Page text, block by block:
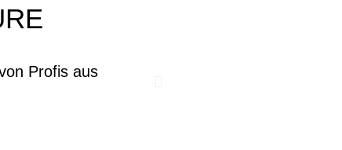
Profis aus